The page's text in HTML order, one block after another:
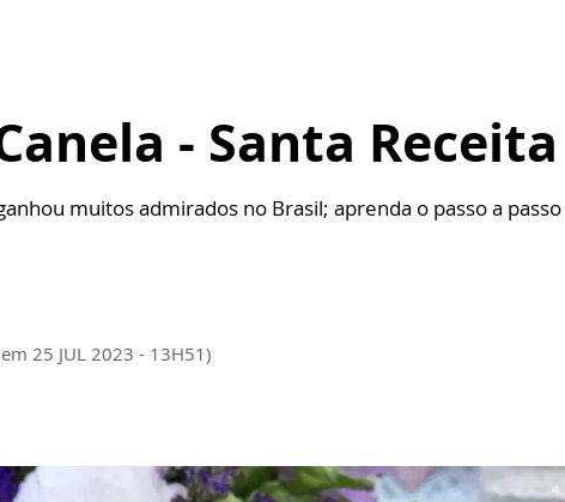
- Santa Receita
muitos admirados no Brasil; aprenda o passo a
25 JUL 2023 - 13H51)